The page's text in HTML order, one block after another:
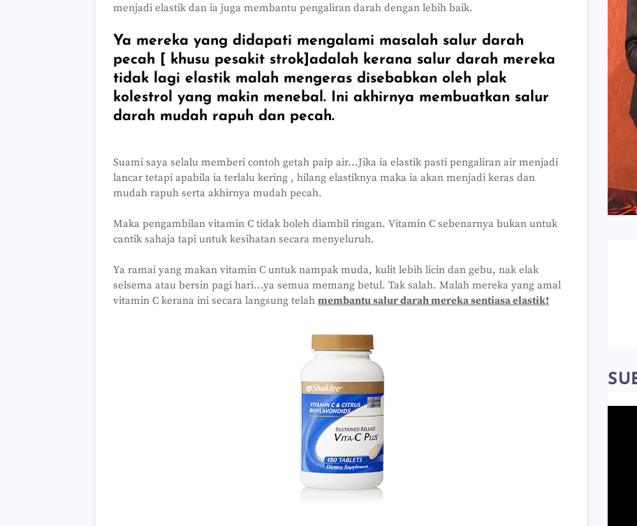
menjadi elastik dan ia juga membantu pengaliran darah dengan lebih baik.
Ya mereka yang didapati mengalami masalah salur darah
pecah [ khusu pesakit strok]adalah kerana salur darah mereka
tidak lagi elastik malah mengeras disebabkan oleh plak
kolestrol yang makin menebal. Ini akhirnya membuatkan salur
darah mudah rapuh dan pecah.
Suami saya selalu memberi contoh getah paip air...Jika ia elastik pasti pengaliran air menjadi
lancar tetapi apabila ia terlalu kering , hilang elastiknya maka ia akan menjadi keras dan
mudah rapuh serta akhirnya mudah pecah.
Maka pengambilan vitamin C tidak boleh diambil ringan. Vitamin C sebenarnya bukan untuk
cantik sahaja tapi untuk kesihatan secara menyeluruh.
Ya ramai yang makan vitamin C untuk nampak muda, kulit lebih licin dan gebu, nak elak
selsema atau bersin pagi hari...ya semua memang betul. Tak salah. Malah mereka yang amal
vitamin C kerana ini secara langsung telah membantu salur darah mereka sentiasa elastik!